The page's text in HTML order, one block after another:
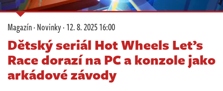
Komunita
Redakce
Živě
Magazín·Novinky·12. 8. 2025 16:00
Dětský seriál Hot Wheels Let’s
Race dorazí na PC a konzole jako
arkádové závody